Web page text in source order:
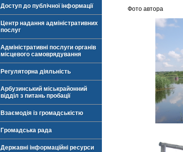
Доступ до публічної інформації
Центр надання адміністративних
послуг
Адміністративні послуги органів
місцевого самоврядування
Регуляторна діяльність
Арбузинський міськрайонний
відділ з питань пробації
Взаємодія із громадськістю
Громадська рада
Державні інформаційні ресурси
Фото автора